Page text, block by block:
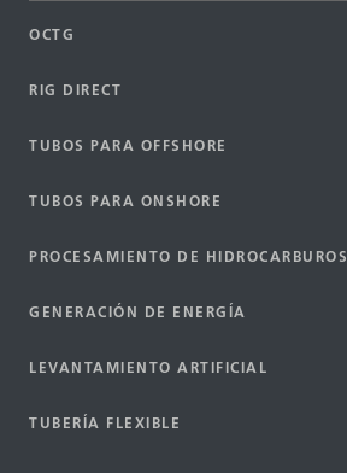
OCTG
RIG DIRECT
TUBOS PARA OFFSHORE
TUBOS PARA ONSHORE
PROCESAMIENTO DE HIDROCARBUROS
GENERACIÓN DE ENERGÍA
LEVANTAMIENTO ARTIFICIAL
TUBERÍA FLEXIBLE